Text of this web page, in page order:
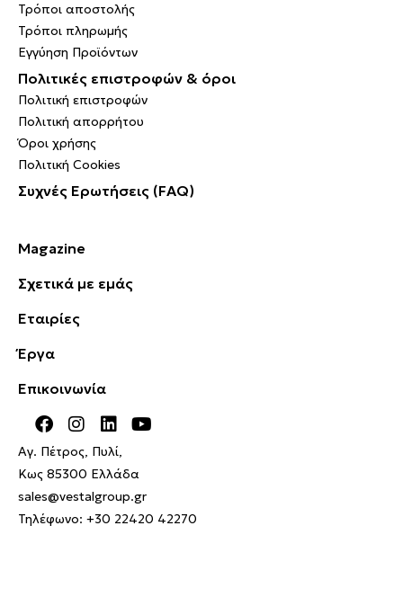
Τρόποι αποστολής
Τρόποι πληρωμής
Εγγύηση Προϊόντων
Πολιτικές επιστροφών & όροι
Πολιτική επιστροφών
Πολιτική απορρήτου
Όροι χρήσης
Πολιτική Cookies
Συχνές Ερωτήσεις (FAQ)
Magazine
Σχετικά με εμάς
Εταιρίες
Έργα
Επικοινωνία
Αγ. Πέτρος, Πυλί,
Κως 85300 Ελλάδα
sales@vestalgroup.gr
Τηλέφωνο: +30 22420 42270